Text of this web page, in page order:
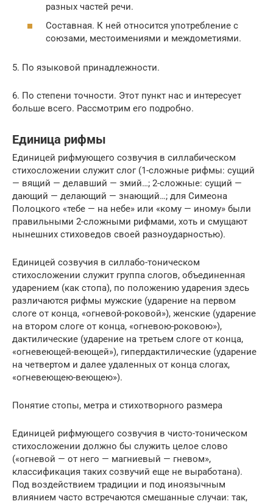
разных частей речи.
Составная. К ней относится употребление с
союзами, местоимениями и междометиями.
5. По языковой принадлежности.
6. По степени точности. Этот пункт нас и интересует
больше всего. Рассмотрим его подробно.
Единица рифмы
Единицей рифмующего созвучия в силлабическом
стихосложении служит слог (1-сложные рифмы: сущий
— вящий — делавший — змий…; 2-сложные: сущий —
дающий — делающий — знающий…; для Симеона
Полоцкого «тебе — на небе» или «кому — иному» были
правильными 2-сложными рифмами, хоть и смущают
нынешних стиховедов своей разноударностью).
Единицей созвучия в силлабо-тоническом
стихосложении служит группа слогов, объединенная
ударением (как стопа), по положению ударения здесь
различаются рифмы мужские (ударение на первом
слоге от конца, «огневой-роковой»), женские (ударение
на втором слоге от конца, «огневою-роковою»),
дактилические (ударение на третьем слоге от конца,
«огневеющей-веющей»), гипердактилические (ударение
на четвертом и далее удаленных от конца слогах,
«огневеющею-веющею»).
Понятие стопы, метра и стихотворного размера
Единицей рифмующего созвучия в чисто-тоническом
стихосложении должно бы служить целое слово
(«огневой — от него — магниевый — гневом»,
классификация таких созвучий еще не выработана).
Под воздействием традиции и под иноязычным
влиянием часто встречаются смешанные случаи: так,